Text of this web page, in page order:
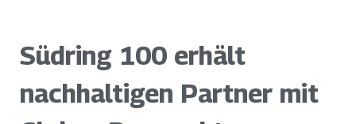
Südring 100 erhält
nachhaltigen Partner mit